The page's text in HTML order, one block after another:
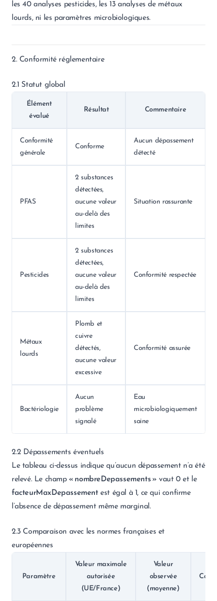
les 40 analyses pesticides, les 13 analyses de métaux
lourds, ni les paramètres microbiologiques.
2. Conformité réglementaire
2.1 Statut global
Élément
évalué
Résultat Commentaire
Conformité
générale
Conforme
Aucun dépassement
détecté
PFAS
2 substances
détectées,
aucune valeur
au‑delà des
limites
Situation rassurante
Pesticides
2 substances
détectées,
aucune valeur
au‑delà des
limites
Conformité respectée
Métaux
lourds
Plomb et
cuivre
détectés,
aucune valeur
excessive
Conformité assurée
Bactériologie
Aucun
problème
signalé
Eau
microbiologiquement
saine
2.2 Dépassements éventuels
Le tableau ci‑dessus indique qu’aucun dépassement n’a été
relevé. Le champ « nombreDepassements » vaut 0 et le
facteurMaxDepassementest égal à 1, ce qui confirme
l’absence de dépassement même marginal.
2.3 Comparaison avec les normes françaises et
européennes
Paramètre
Valeur maximale
autorisée
(UE/France)
Valeur
observée
(moyenne)